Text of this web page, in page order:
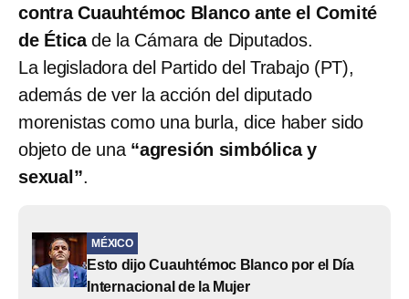
contra Cuauhtémoc Blanco ante el Comité
de Éticade la Cámara de Diputados.
La legisladora del Partido del Trabajo (PT),
además de ver la acción del diputado
morenistas como una burla, dice haber sido
objeto de una “agresión simbólica y
sexual”.
MÉXICO
Esto dijo Cuauhtémoc Blanco por el Día
Internacional de la Mujer